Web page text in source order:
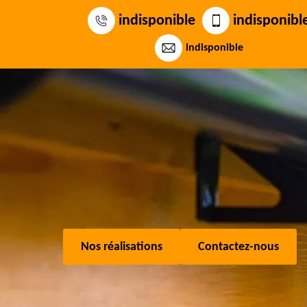
indisponible
indisponible
Nos réalisations Contactez-nous